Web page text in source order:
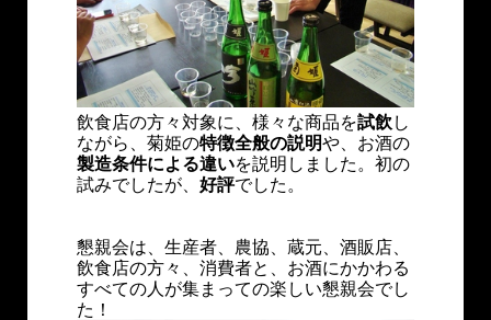
飲食店の方々対象に、様々な商品を試飲し
ながら、菊姫の特徴全般の説明や、お酒の
製造条件による違いを説明しました。初の
試みでしたが、 好評でした。
懇親会は、生産者、農協、蔵元、酒販店、
飲食店の方々、消費者と、お酒にかかわる
すべての人が集まっての楽しい懇親会でし
た！